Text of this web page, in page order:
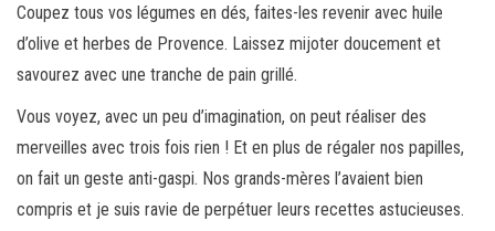
Coupez tous vos légumes en dés, faites-les revenir avec huile
d’olive et herbes de Provence. Laissez mijoter doucement et
savourez avec une tranche de pain grillé.
Vous voyez, avec un peu d’imagination, on peut réaliser des
merveilles avec trois fois rien ! Et en plus de régaler nos papilles,
on fait un geste anti-gaspi. Nos grands-mères l’avaient bien
compris et je suis ravie de perpétuer leurs recettes astucieuses.